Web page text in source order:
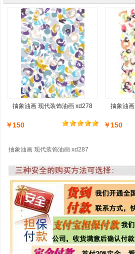
抽象油画 现代装饰油画 xd278
￥150
抽象油
￥150
抽象油画 现代装饰油画 xd287